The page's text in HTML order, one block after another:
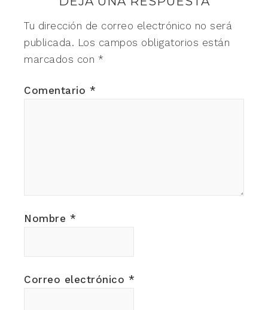
Tu dirección de correo electrónico no será
publicada. Los campos obligatorios están
marcados con *
Comentario *
Nombre *
Correo electrónico *